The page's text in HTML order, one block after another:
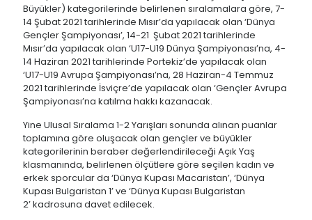
Büyükler) kategorilerinde belirlenen sıralamalara göre, 7-
14 Şubat 2021 tarihlerinde Mısır’da yapılacak olan ‘Dünya
Gençler Şampiyonası’, 14-21 Şubat 2021 tarihlerinde
Mısır’da yapılacak olan ‘U17-U19 Dünya Şampiyonası’na, 4-
14 Haziran 2021 tarihlerinde Portekiz’de yapılacak olan
‘U17-U19 Avrupa Şampiyonası’na, 28 Haziran-4 Temmuz
2021 tarihlerinde İsviçre’de yapılacak olan ‘Gençler Avrupa
Şampiyonası’na katılma hakkı kazanacak.
Yine Ulusal Sıralama 1-2 Yarışları sonunda alınan puanlar
toplamına göre oluşacak olan gençler ve büyükler
kategorilerinin beraber değerlendirileceği Açık Yaş
klasmanında, belirlenen ölçütlere göre seçilen kadın ve
erkek sporcular da ‘Dünya Kupası Macaristan’, ‘Dünya
Kupası Bulgaristan 1’ ve ‘Dünya Kupası Bulgaristan
2’ kadrosuna davet edilecek.